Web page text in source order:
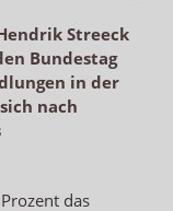
Streeck
Bundestag
in der
nach
das